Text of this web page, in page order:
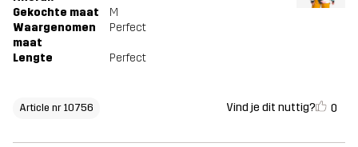
Gekochte maat
M
Waargenomen
maat
Perfect
Lengte Perfect
Article nr 10756 Vind je dit nuttig? 0